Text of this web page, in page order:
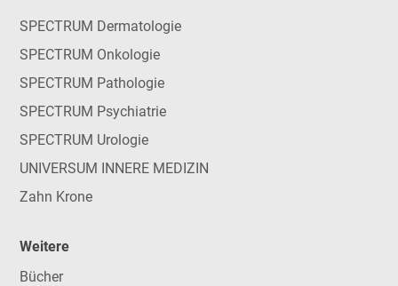
SPECTRUM Dermatologie
SPECTRUM Onkologie
SPECTRUM Pathologie
SPECTRUM Psychiatrie
SPECTRUM Urologie
UNIVERSUM INNERE MEDIZIN
Zahn Krone
Weitere
Bücher